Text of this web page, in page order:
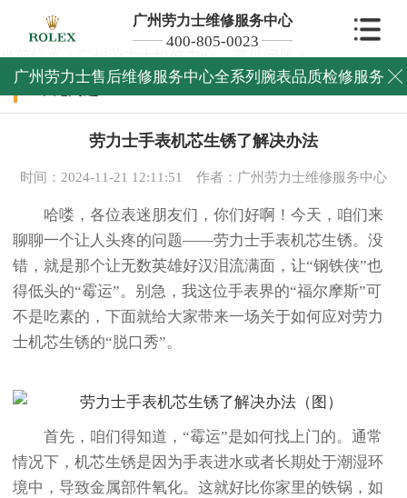
广州劳力士维修服务中心
400-805-0023
广州劳力士售后维修服务中心全系列腕表品质检修服务 
当前位置：广州劳力士维修中心>常见问题>
常见问题
劳力士手表机芯生锈了解决办法
时间：2024-11-21 12:11:51 作者：广州劳力士维修服务中心
哈喽，各位表迷朋友们，你们好啊！今天，咱们来
聊聊一个让人头疼的问题——劳力士手表机芯生锈。没
错，就是那个让无数英雄好汉泪流满面，让“钢铁侠”也
得低头的“霉运”。别急，我这位手表界的“福尔摩斯”可
不是吃素的，下面就给大家带来一场关于如何应对劳力
士机芯生锈的“脱口秀”。
首先，咱们得知道，“霉运”是如何找上门的。通常
情况下，机芯生锈是因为手表进水或者长期处于潮湿环
境中，导致金属部件氧化。这就好比你家里的铁锅，如